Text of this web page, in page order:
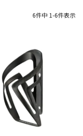
6件中 1-6件表示